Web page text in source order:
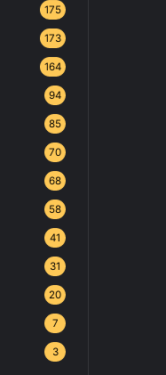
175
173
164
94
85
70
68
58
41
31
20
7
3